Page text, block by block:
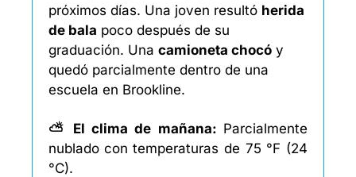
próximos días. Una joven resultó herida
de bala poco después de su
graduación. Una camioneta chocó y
quedó parcialmente dentro de una
escuela en Brookline.
⛅ El clima de mañana: Parcialmente
nublado con temperaturas de 75 °F (24
°C).